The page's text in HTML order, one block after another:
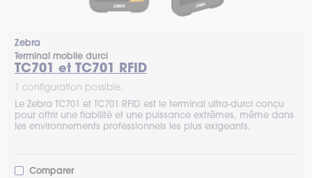
Zebra
Terminal mobile durci
TC701 et TC701 RFID
1 configuration possible.
Le Zebra TC701 et TC701 RFID est le terminal ultra-durci conçu
pour offrir une fiabilité et une puissance extrêmes, même dans
les environnements professionnels les plus exigeants.
Comparer